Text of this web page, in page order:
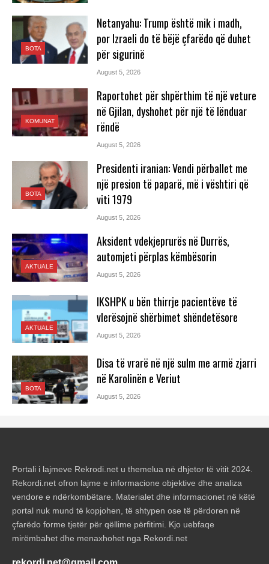
BOTA
Netanyahu: Trump është mik i madh,
por Izraeli do të bëjë çfarëdo që duhet
për sigurinë
August 5, 2026
KOMUNAT
Raportohet për shpërthim të një veture
në Gjilan, dyshohet për një të lënduar
rëndë
August 5, 2026
BOTA
Presidenti iranian: Vendi përballet me
një presion të paparë, më i vështiri që
viti 1979
August 5, 2026
AKTUALE
Aksident vdekjeprurës në Durrës,
automjeti përplas këmbësorin
August 5, 2026
AKTUALE
IKSHPK u bën thirrje pacientëve të
vlerësojnë shërbimet shëndetësore
August 5, 2026
BOTA
Disa të vrarë në një sulm me armë zjarri
në Karolinën e Veriut
August 5, 2026
Portali i lajmeve Rekrodi.net u themelua në dhjetor të vitit 2024.
Rekordi.net ofron lajme e informacione objektive dhe analiza
vendore e ndërkombëtare. Materialet dhe informacionet në këtë
portal nuk mund të kopjohen, të shtypen ose të përdoren në
çfarëdo forme tjetër për qëllime përfitimi. Kjo uebfaqe
mirëmbahet dhe menaxhohet nga Rekordi.net